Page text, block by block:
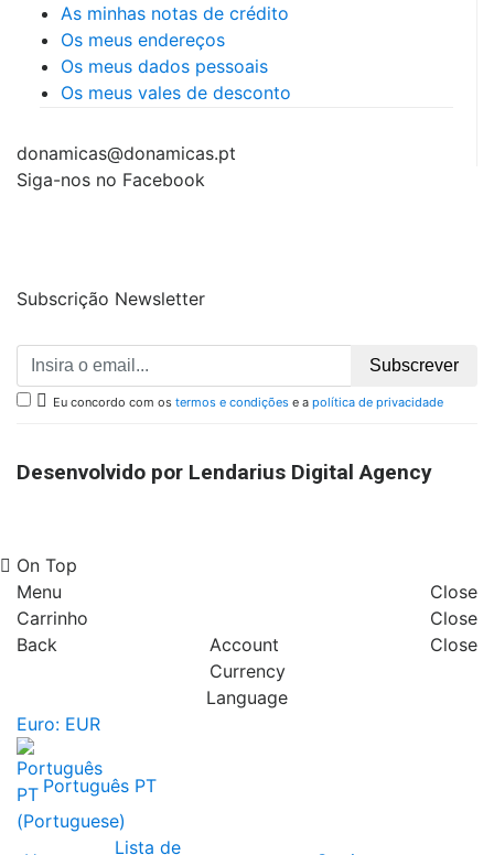
As minhas notas de crédito
Os meus endereços
Os meus dados pessoais
Os meus vales de desconto
donamicas@donamicas.pt
Siga-nos no Facebook
Subscrição Newsletter
Subscrever
 Eu concordo com os termos e condições e a política de privacidade
Desenvolvido por Lendarius Digital Agency
On Top
Menu
Close
Carrinho
Close
Back
Account
Close
Currency
Language
Euro: EUR
Português PT
Lista de